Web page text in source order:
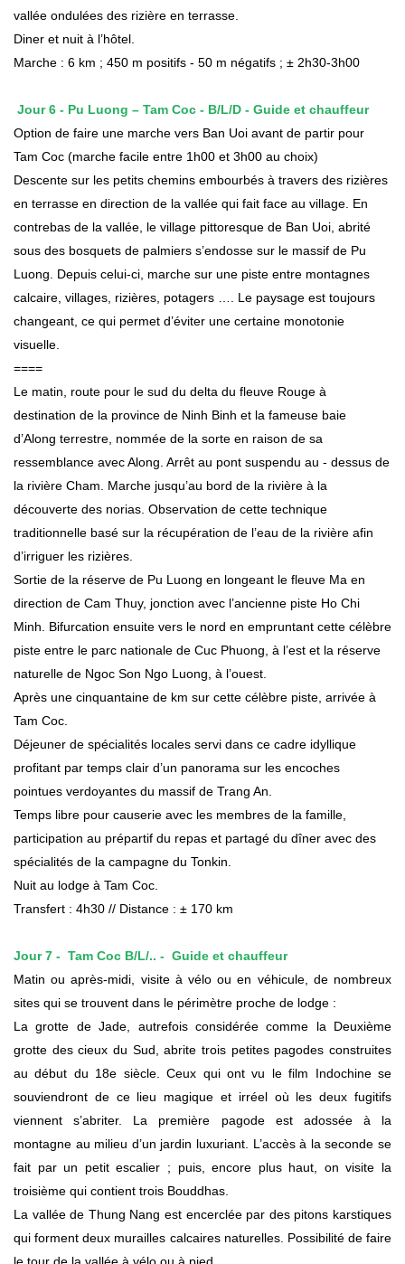
vallée ondulées des rizière en terrasse.
Diner et nuit à l’hôtel.
Marche : 6 km ; 450 m positifs - 50 m négatifs ; ± 2h30-3h00
Jour6 - Pu Luong – Tam Coc - B/L/D - Guide et chauffeur
Option de faire une marche vers Ban Uoi avant de partir pour
Tam Coc (marche facile entre 1h00 et 3h00 au choix)
Descente sur les petits chemins embourbés à travers des rizières
en terrasse en direction de la vallée qui fait face au village. En
contrebas de la vallée, le village pittoresque de Ban Uoi, abrité
sous des bosquets de palmiers s’endosse sur le massif de Pu
Luong. Depuis celui-ci, marche sur une piste entre montagnes
calcaire, villages, rizières, potagers …. Le paysage est toujours
changeant, ce qui permet d’éviter une certaine monotonie
visuelle.
====
Le matin, route pour le sud du delta du fleuve Rouge à
destination de la province de Ninh Binh et la fameuse baie
d’Along terrestre, nommée de la sorte en raison de sa
ressemblance avec Along. Arrêt au pont suspendu au - dessus de
la rivière Cham. Marche jusqu’au bord de la rivière à la
découverte des norias. Observation de cette technique
traditionnelle basé sur la récupération de l’eau de la rivière afin
d’irriguer les rizières.
Sortie de la réserve de Pu Luong en longeant le fleuve Ma en
direction de Cam Thuy, jonction avec l’ancienne piste Ho Chi
Minh. Bifurcation ensuite vers le nord en empruntant cette célèbre
piste entre le parc nationale de Cuc Phuong, à l’est et la réserve
naturelle de Ngoc Son Ngo Luong, à l’ouest.
Après une cinquantaine de km sur cette célèbre piste, arrivée à
Tam Coc.
Déjeuner de spécialités locales servi dans ce cadre idyllique
profitant par temps clair d’un panorama sur les encoches
pointues verdoyantes du massif de Trang An.
Temps libre pour causerie avec les membres de la famille,
participation au prépartif du repas et partagé du dîner avec des
spécialités de la campagne du Tonkin.
Nuit au lodge à Tam Coc.
Transfert : 4h30 // Distance : ± 170 km
Jour7 - Tam Coc B/L/.. - Guide et chauffeur
Matin ou après-midi, visite à vélo ou en véhicule, de nombreux
sites qui se trouvent dans le périmètre proche de lodge :
La grotte de Jade, autrefois considérée comme la Deuxième
grotte des cieux du Sud, abrite trois petites pagodes construites
au début du 18e siècle. Ceux qui ont vu le film Indochine se
souviendront de ce lieu magique et irréel où les deux fugitifs
viennent s’abriter. La première pagode est adossée à la
montagne au milieu d’un jardin luxuriant. L’accès à la seconde se
fait par un petit escalier ; puis, encore plus haut, on visite la
troisième qui contient trois Bouddhas.
La vallée de Thung Nang est encerclée par des pitons karstiques
qui forment deux murailles calcaires naturelles. Possibilité de faire